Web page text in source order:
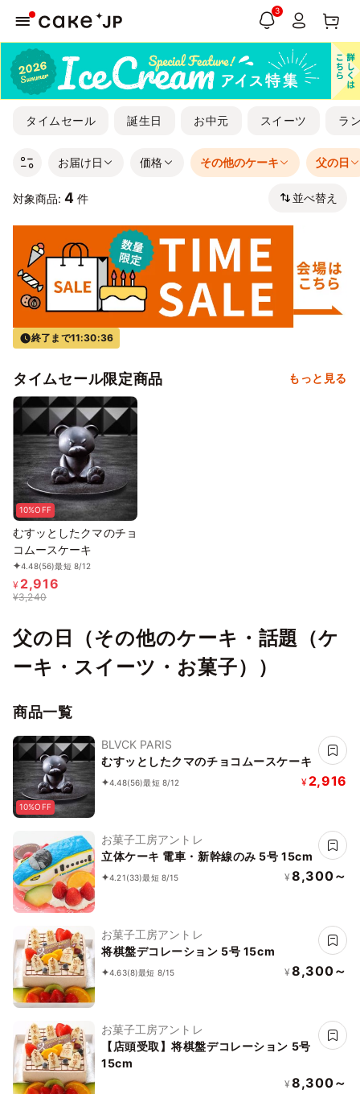
3
タイムセール 誕生日 お中元 スイーツ ラ
お届け日 価格 その他のケーキ 父の日
対象商品: 4 件 並べ替え
終了まで11:30:36
タイムセール限定商品 もっと見る
10%OFF
むすッとしたクマのチョ
コムースケーキ
4.48(56)最短 8/12
¥ 2,916
¥3,240
父の日（その他のケーキ・話題（ケ
ーキ・スイーツ・お菓子））
商品一覧
10%OFF
BLVCK PARIS
むすッとしたクマのチョコムースケーキ
4.48(56)最短 8/12 ¥ 2,916
お菓子工房アントレ
立体ケーキ 電車・新幹線のみ 5号 15cm
4.21(33)最短 8/15 ¥ 8,300～
お菓子工房アントレ
将棋盤デコレーション 5号 15cm
4.63(8)最短 8/15 ¥ 8,300～
お菓子工房アントレ
【店頭受取】将棋盤デコレーション 5号
15cm
¥ 8,300～